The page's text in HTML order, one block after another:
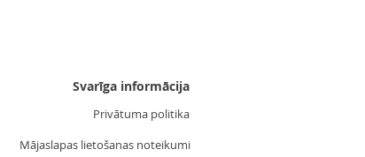
Svarīga informācija
Privātuma politika
Mājaslapas lietošanas noteikumi